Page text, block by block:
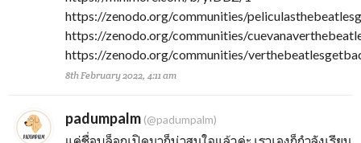
https://zenodo.org/communities/
https://zenodo.org/communities/
https://zenodo.org/communities/
8th February 2022, 4:11 am
padumpalm (@padumpalm)